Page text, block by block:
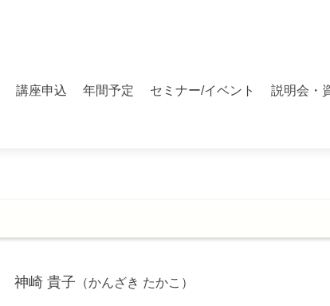
講座申込 年間予定 セミナー/イベント 説明会・
神崎 貴子 （かんざき たかこ）